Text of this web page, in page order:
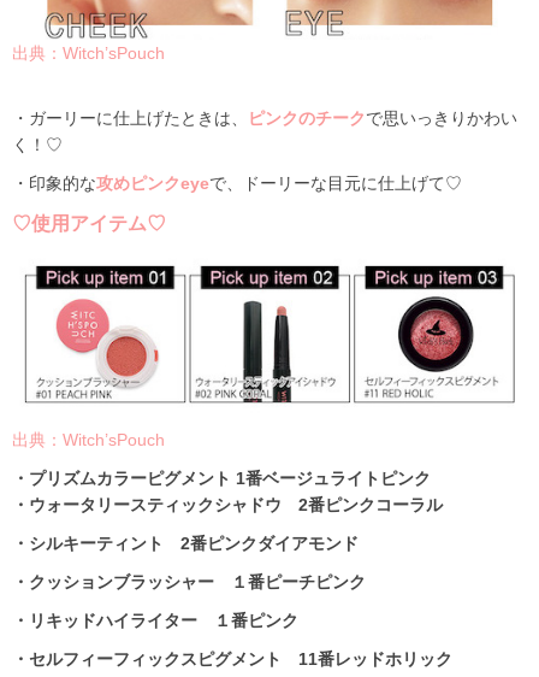
出典：Witch’sPouch
・ガーリーに仕上げたときは、 ピンクのチークで思いっきりかわい
く！♡
・印象的な攻めピンクeyeで、ドーリーな目元に仕上げて♡
♡使用アイテム♡
出典：Witch’sPouch
・プリズムカラーピグメント 1番ベージュライトピンク
・ウォータリースティックシャドウ 2番ピンクコーラル
・シルキーティント 2番ピンクダイアモンド
・クッションブラッシャー １番ピーチピンク
・リキッドハイライター １番ピンク
・セルフィーフィックスピグメント 11番レッドホリック